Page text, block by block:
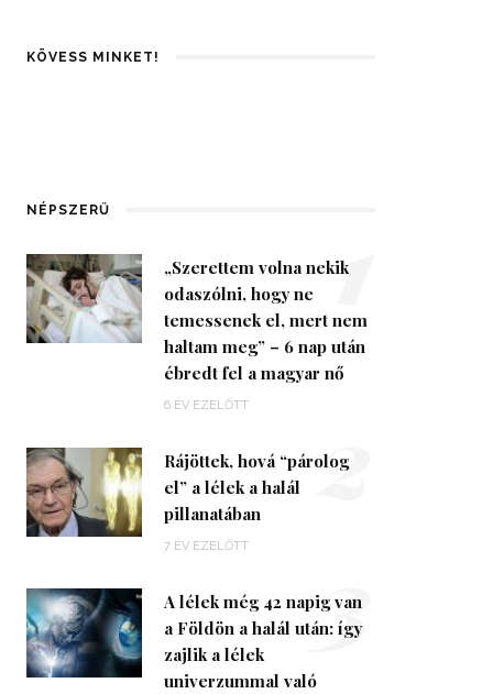
KÖVESS MINKET!
NÉPSZERŰ
„Szerettem volna nekik
odaszólni, hogy ne
temessenek el, mert nem
haltam meg” – 6 nap után
ébredt fel a magyar nő
6 ÉV EZELŐTT
1
Rájöttek, hová “párolog
el” a lélek a halál
pillanatában
7 ÉV EZELŐTT
2
A lélek még 42 napig van
a Földön a halál után: így
zajlik a lélek
univerzummal való
3